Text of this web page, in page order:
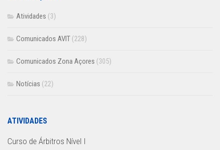
Atividades (3)
Comunicados AVIT (228)
Comunicados Zona Açores (305)
Notícias (22)
ATIVIDADES
Curso de Árbitros Nível I